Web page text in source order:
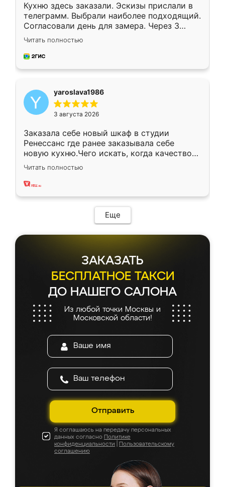
Кухню здесь заказали. Эскизы прислали в
телеграмм. Выбрали наиболее подходящий.
Согласовали день для замера. Через 3
недели кухня была уже готова. Остались
довольны работой. Спасибо Ренессанс
мебель за качественную работу!
Читать полностью
yaroslava1986
3 августа 2026
Заказала себе новый шкаф в студии
Ренессанс где ранее заказывала себе
новую кухню.Чего искать, когда качеством
вполне довольна. Служит кухня уже почти
два года, нареканий нет.
Читать полностью
Еще
ЗАКАЗАТЬ
БЕСПЛАТНОЕ ТАКСИ
ДО НАШЕГО САЛОНА
Из любой точки Москвы и
Московской области!
Отправить
Я соглашаюсь на передачу персональных
данных согласно Политике
конфиденциальности
Пользовательскому
соглашению